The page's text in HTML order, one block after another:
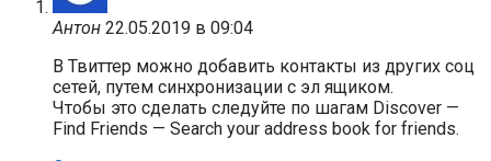
Антон 22.05.2019 в 09:04
В Твиттер можно добавить контакты из других соц
сетей, путем синхронизации с эл ящиком.
Чтобы это сделать следуйте по шагам Discover —
Find Friends — Search your address book for friends.